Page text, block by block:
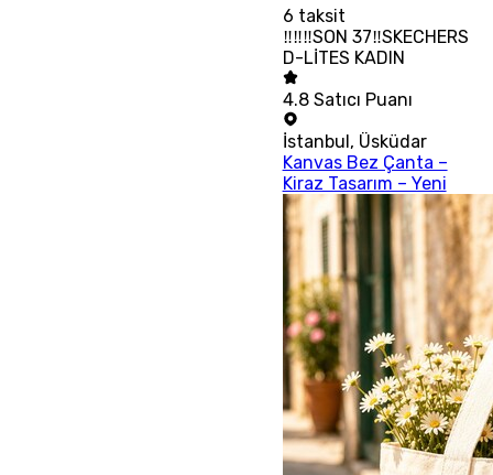
6 taksit
‼‼‼SON 37‼SKECHERS
D-LİTES KADIN
4.8 Satıcı Puanı
İstanbul, Üsküdar
Kanvas Bez Çanta –
Kiraz Tasarım – Yeni